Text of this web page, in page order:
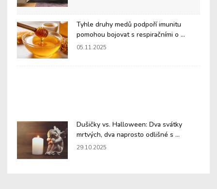
Tyhle druhy medů podpoří imunitu
pomohou bojovat s respiračními o ...
05.11.2025
Dušičky vs. Halloween: Dva svátky
mrtvých, dva naprosto odlišné s ...
29.10.2025